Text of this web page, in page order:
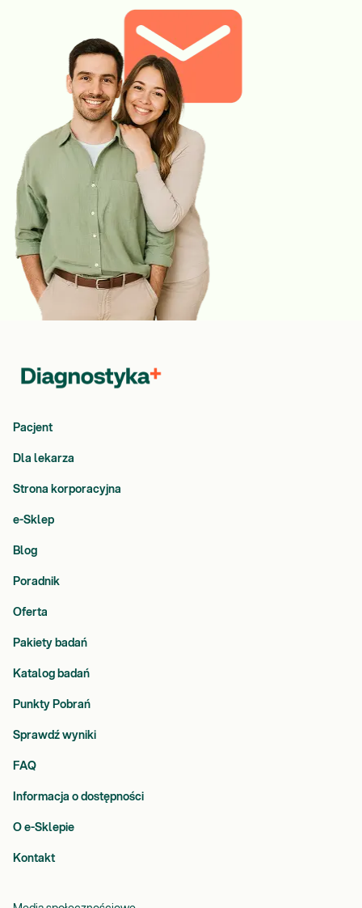
Pacjent
Dla lekarza
Strona korporacyjna
e-Sklep
Blog
Poradnik
Oferta
Pakiety badań
Katalog badań
Punkty Pobrań
Sprawdź wyniki
FAQ
Informacja o dostępności
O e-Sklepie
Kontakt